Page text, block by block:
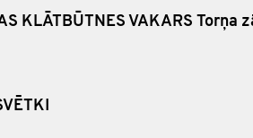
KLĀTBŪTNES VAKARS Torņa